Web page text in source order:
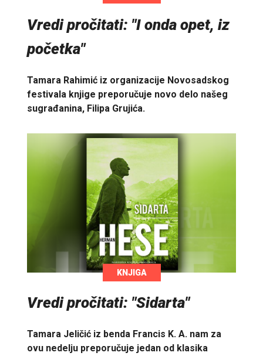
Vredi pročitati: "I onda opet, iz
početka"
Tamara Rahimić iz organizacije Novosadskog
festivala knjige preporučuje novo delo našeg
sugrađanina, Filipa Grujića.
KNJIGA
Vredi pročitati: "Sidarta"
Tamara Jeličić iz benda Francis K. A. nam za
ovu nedelju preporučuje jedan od klasika